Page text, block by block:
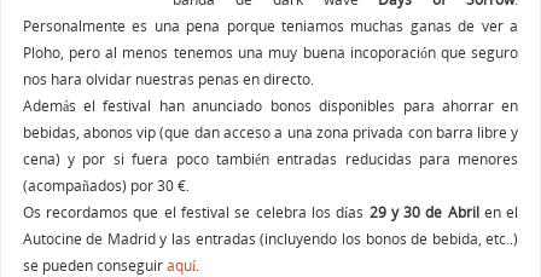
Personalmente es una pena porque teniamos muchas ganas de ver a
Ploho, pero al menos tenemos una muy buena incoporación que seguro
nos hara olvidar nuestras penas en directo.
Además el festival han anunciado bonos disponibles para ahorrar en
bebidas, abonos vip (que dan acceso a una zona privada con barra libre y
cena) y por si fuera poco también entradas reducidas para menores
(acompañados) por 30 €.
Os recordamos que el festival se celebra los días 29 y 30 de Abrilen el
Autocine de Madrid y las entradas (incluyendo los bonos de bebida, etc..)
se pueden conseguiraquí.